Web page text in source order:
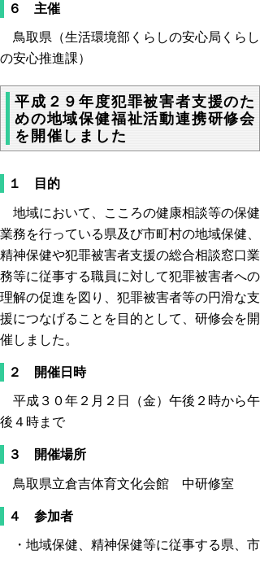
６ 主催
鳥取県（生活環境部くらしの安心局くらし
の安心推進課）
平成２９年度犯罪被害者支援のた
めの地域保健福祉活動連携研修会
を開催しました
１ 目的
地域において、こころの健康相談等の保健
業務を行っている県及び市町村の地域保健、
精神保健や犯罪被害者支援の総合相談窓口業
務等に従事する職員に対して犯罪被害者への
理解の促進を図り、犯罪被害者等の円滑な支
援につなげることを目的として、研修会を開
催しました。
２ 開催日時
平成３０年２月２日（金）午後２時から午
後４時まで
３ 開催場所
鳥取県立倉吉体育文化会館 中研修室
４ 参加者
・地域保健、精神保健等に従事する県、市